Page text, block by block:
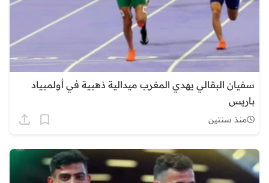
سفيان البقالي يهدي المغرب ميدالية ذهبية في أولمبياد
باريس
منذ سنتين